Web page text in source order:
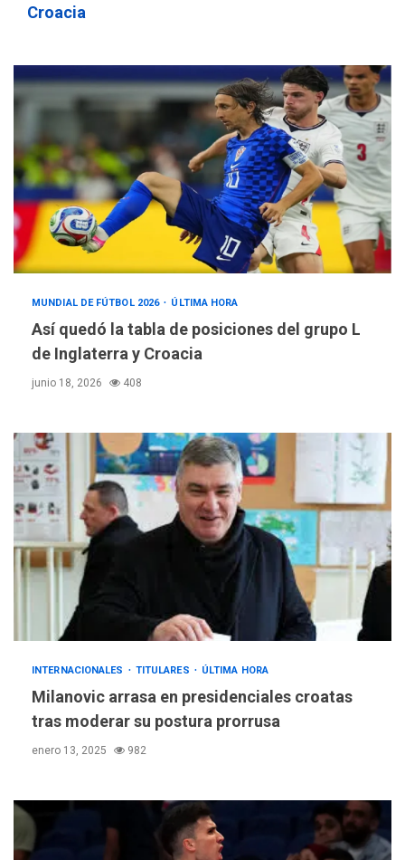
Croacia
MUNDIAL DE FÚTBOL 2026 ÚLTIMA HORA
Así quedó la tabla de posiciones del grupo L
de Inglaterra y Croacia
junio 18, 2026 408
INTERNACIONALES TITULARES ÚLTIMA HORA
Milanovic arrasa en presidenciales croatas
tras moderar su postura prorrusa
enero 13, 2025 982